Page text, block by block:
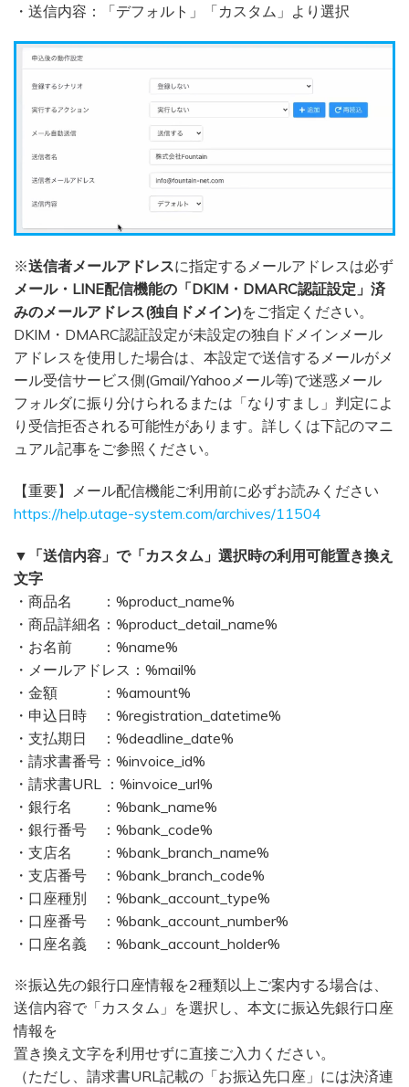
・送信内容：「デフォルト」「カスタム」より選択
※送信者メールアドレスに指定するメールアドレスは必ず
メール・LINE配信機能の「DKIM・DMARC認証設定」済
みのメールアドレス(独自ドメイン)をご指定ください。
DKIM・DMARC認証設定が未設定の独自ドメインメール
アドレスを使用した場合は、本設定で送信するメールがメ
ール受信サービス側(Gmail/Yahooメール等)で迷惑メール
フォルダに振り分けられるまたは「なりすまし」判定によ
り受信拒否される可能性があります。詳しくは下記のマニ
ュアル記事をご参照ください。
【重要】メール配信機能ご利用前に必ずお読みください
https://help.utage-system.com/archives/11504
▼「送信内容」で「カスタム」選択時の利用可能置き換え
文字
・商品名 ：%product_name%
・商品詳細名：%product_detail_name%
・お名前 ：%name%
・メールアドレス：%mail%
・金額 ：%amount%
・申込日時 ：%registration_datetime%
・支払期日 ：%deadline_date%
・請求書番号：%invoice_id%
・請求書URL ：%invoice_url%
・銀行名 ：%bank_name%
・銀行番号 ：%bank_code%
・支店名 ：%bank_branch_name%
・支店番号 ：%bank_branch_code%
・口座種別 ：%bank_account_type%
・口座番号 ：%bank_account_number%
・口座名義 ：%bank_account_holder%
※振込先の銀行口座情報を2種類以上ご案内する場合は、
送信内容で「カスタム」を選択し、本文に振込先銀行口座
情報を
置き換え文字を利用せずに直接ご入力ください。
（ただし、請求書URL記載の「お振込先口座」には決済連